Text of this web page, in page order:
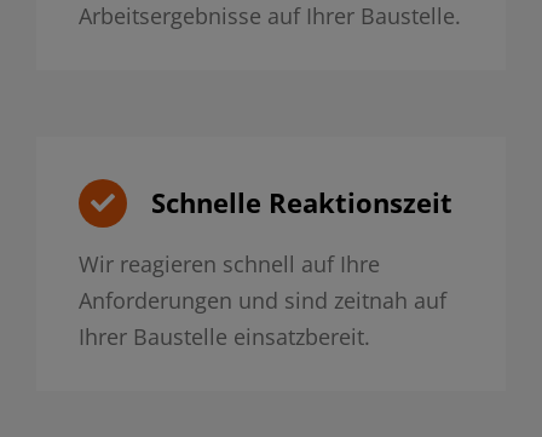
Arbeitsergebnisse auf Ihrer Baustelle.
Schnelle Reaktionszeit
Wir reagieren schnell auf Ihre
Anforderungen und sind zeitnah auf
Ihrer Baustelle einsatzbereit.